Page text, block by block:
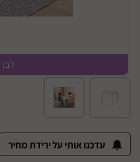
לבן
עדכנו אותי על ירידת מחיר